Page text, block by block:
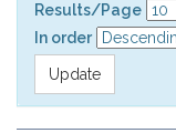
Results/Page
In order